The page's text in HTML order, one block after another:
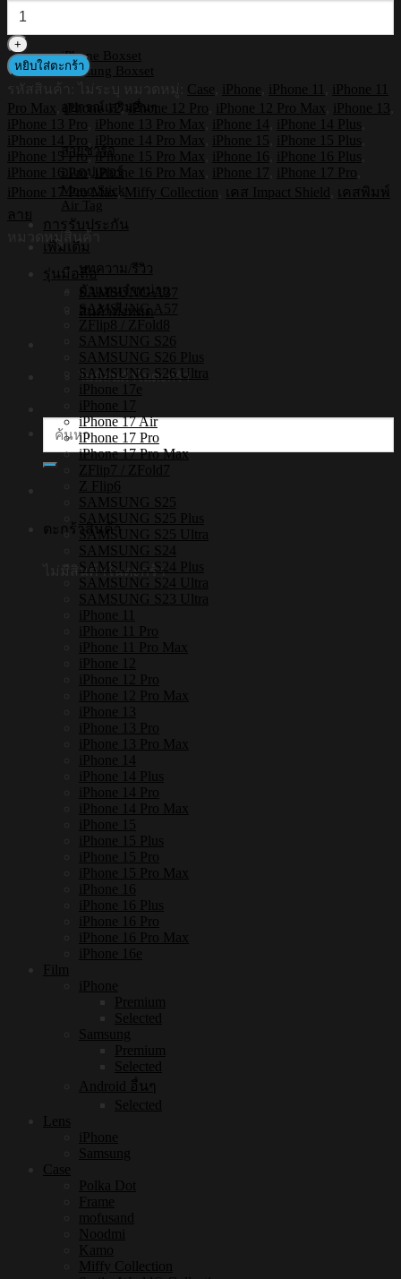
iPhone Boxset
Samsung Boxset
อุปกรณ์เสริมอื่นๆ
สายชาร์จ
อแดปเตอร์
Mono Stick
Air Tag
การรับประกัน
เพิ่มเติม
บทความ/รีวิว
ตัวแทนจำหน่าย
สินค้าทั้งหมด
ไม่มีสินค้าในตะกร้า
ค้นหา:
ตะกร้าสินค้า
ไม่มีสินค้าในตะกร้า
SHIELD
เคส
ใส
กระแทก
iPhone
รุ่น
Miffy006
[เคส
iPhone17,iPhone16,iPhone15,iPhone14,iPhone13,iPhone12]
ชิ้น
หยิบใส่ตะกร้า
Case iPhone iPhone 11
iPhone 11
Pro Max ,iPhone 12,iPhone 12 Pro iPhone 12 Pro Max iPhone 13
iPhone 13 Pro
iPhone 13 Pro Max iPhone 14 iPhone 14 Plus
iPhone 14 Pro
iPhone 14 Pro Max iPhone 15 iPhone 15 Plus
iPhone 15 Pro,iPhone 15 Pro Max iPhone 16 iPhone 16 Plus
iPhone 16 Pro, iPhone 16 Pro Max iPhone 17 iPhone 17 Pro
iPhone 17 Pro Max,Miffy Collection เคส Impact Shield
เคสพิมพ์
ลาย
หมวดหมู่สินค้า
รุ่นมือถือ
SAMSUNG A37
SAMSUNG A57
ZFlip8 / ZFold8
SAMSUNG S26
SAMSUNG S26 Plus
SAMSUNG S26 Ultra
iPhone 17e
iPhone 17
iPhone 17 Air
iPhone 17 Pro
iPhone 17 Pro Max
ZFlip7 / ZFold7
Z Flip6
SAMSUNG S25
SAMSUNG S25 Plus
SAMSUNG S25 Ultra
SAMSUNG S24
SAMSUNG S24 Plus
SAMSUNG S24 Ultra
SAMSUNG S23 Ultra
iPhone 11
iPhone 11 Pro
iPhone 11 Pro Max
iPhone 12
iPhone 12 Pro
iPhone 12 Pro Max
iPhone 13
iPhone 13 Pro
iPhone 13 Pro Max
iPhone 14
iPhone 14 Plus
iPhone 14 Pro
iPhone 14 Pro Max
iPhone 15
iPhone 15 Plus
iPhone 15 Pro
iPhone 15 Pro Max
iPhone 16
iPhone 16 Plus
iPhone 16 Pro
iPhone 16 Pro Max
iPhone 16e
Film
iPhone
Premium
Selected
Samsung
Premium
Selected
Android อื่นๆ
Selected
Lens
iPhone
Samsung
Case
Polka Dot
Frame
mofusand
Noodmi
Kamo
Miffy Collection